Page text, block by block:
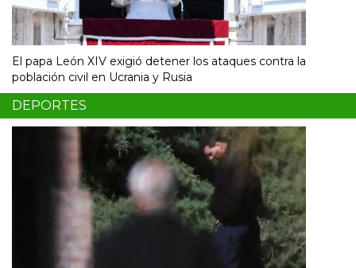
El papa León XIV exigió detener los ataques contra la
población civil en Ucrania y Rusia
DEPORTES